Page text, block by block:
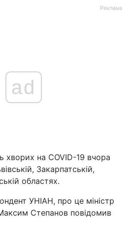
Політика
Світ
Наука
Реклама
ad
хворих на COVID-19 вчора
Закарпатській,
областях.
УНІАН, про це міністр
Степанов повідомив